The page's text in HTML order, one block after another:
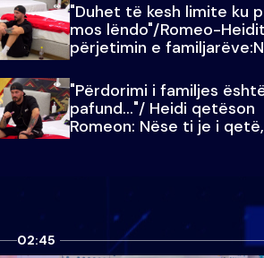
"Duhet të kesh limite ku
mos lëndo"/Romeo-
përjetimin e
Julit…
"Përdorimi i familjes
pafund…"/ Heidi qetëson
Romeon: Nëse ti je i
qetësohen
02:45